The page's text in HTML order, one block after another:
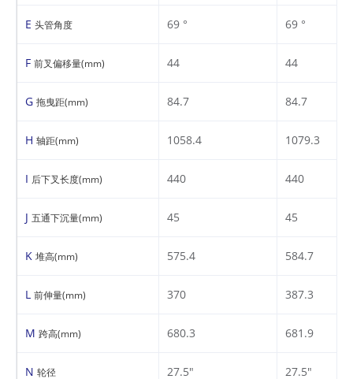
E 头管角度 69 ° 69 °
F 前叉偏移量(mm) 44 44
G 拖曳距(mm) 84.7 84.7
H 轴距(mm) 1058.4 1079.3
I 后下叉长度(mm) 440 440
J 五通下沉量(mm) 45 45
K 堆高(mm) 575.4 584.7
L 前伸量(mm) 370 387.3
M 跨高(mm) 680.3 681.9
N 轮径 27.5" 27.5"